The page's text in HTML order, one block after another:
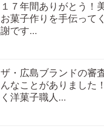
１７年間ありがとう！
お菓子作りを手伝って
謝です...
ザ・広島ブランドの審
んなことがありました
く洋菓子職人...